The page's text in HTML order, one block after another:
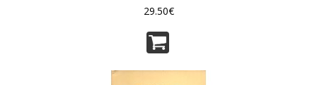
29.50€